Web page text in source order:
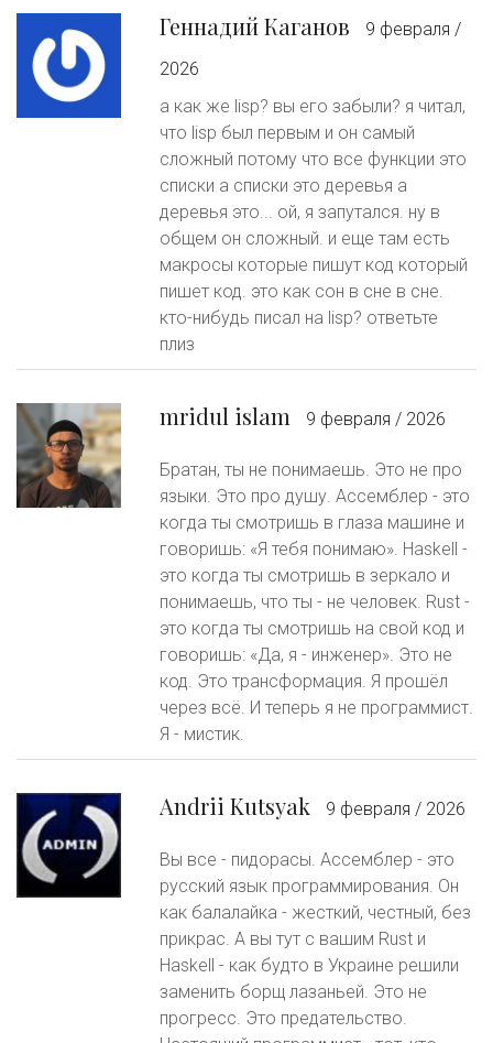
Геннадий Каганов
9 февраля /
2026
а как же lisp? вы его забыли? я читал,
что lisp был первым и он самый
сложный потому что все функции это
списки а списки это деревья а
деревья это... ой, я запутался. ну в
общем он сложный. и еще там есть
макросы которые пишут код который
пишет код. это как сон в сне в сне.
кто-нибудь писал на lisp? ответьте
плиз
mridul islam 9 февраля / 2026
Братан, ты не понимаешь. Это не про
языки. Это про душу. Ассемблер - это
когда ты смотришь в глаза машине и
говоришь: «Я тебя понимаю». Haskell -
это когда ты смотришь в зеркало и
понимаешь, что ты - не человек. Rust -
это когда ты смотришь на свой код и
говоришь: «Да, я - инженер». Это не
код. Это трансформация. Я прошёл
через всё. И теперь я не программист.
Я - мистик.
Andrii Kutsyak 9 февраля / 2026
Вы все - пидорасы. Ассемблер - это
русский язык программирования. Он
как балалайка - жесткий, честный, без
прикрас. А вы тут с вашим Rust и
Haskell - как будто в Украине решили
заменить борщ лазаньей. Это не
прогресс. Это предательство.